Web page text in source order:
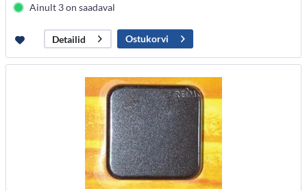
Ainult 3 on saadaval
Detailid Ostukorvi